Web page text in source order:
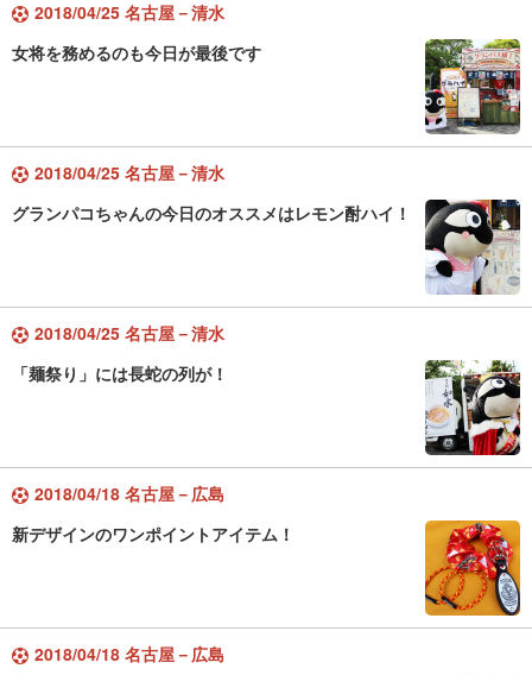
2018/04/25 名古屋－清水
女将を務めるのも今日が最後です
2018/04/25 名古屋－清水
グランパコちゃんの今日のオススメはレモン酎ハイ！
2018/04/25 名古屋－清水
「麺祭り」には長蛇の列が！
2018/04/18 名古屋－広島
新デザインのワンポイントアイテム！
2018/04/18 名古屋－広島